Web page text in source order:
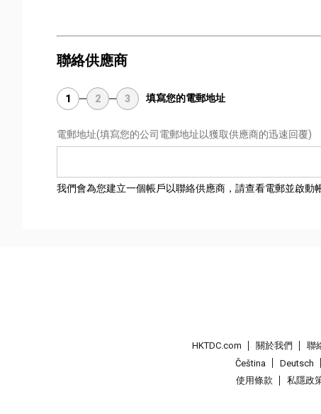
聯絡供應商
1 2 3 填寫您的電郵地址
電郵地址(填寫您的公司電郵地址以獲取供應商的迅速回覆)
我們會為您建立一個帳戶以聯絡供應商，請查看電郵並啟動
HKTDC.com 關於我們 聯
Čeština
Deutsch
使用條款
私隱政